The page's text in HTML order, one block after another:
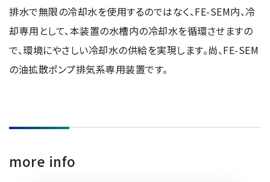
排水で無限の冷却水を使用するのではなく、FE-SEM内、冷
却専用として、本装置の水槽内の冷却水を循環させますの
で、環境にやさしい冷却水の供給を実現します。尚、FE-SEM
の油拡散ポンプ排気系専用装置です。
more info